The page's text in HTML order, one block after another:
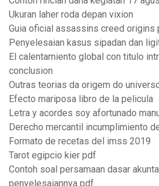
Ukuran laher roda depan vixion
Guia oficial assassins creed origins
Penyelesaian kasus sipadan dan
El calentamiento global con titulo
conclusion
Outras teorias da origem do
Efecto mariposa libro de la pelicula
Letra y acordes soy afortunado
Derecho mercantil incumplimiento
Formato de recetas del imss 2019
Tarot egipcio kier pdf
Contoh soal persamaan dasar
penyelesaiannya pdf